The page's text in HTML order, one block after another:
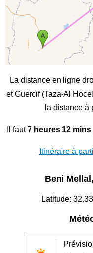
La distance en ligne
et Guercif (Taza-Al
la distance à
Il faut7 heures 12 mins
Itinéraire à
Beni
Latitude: